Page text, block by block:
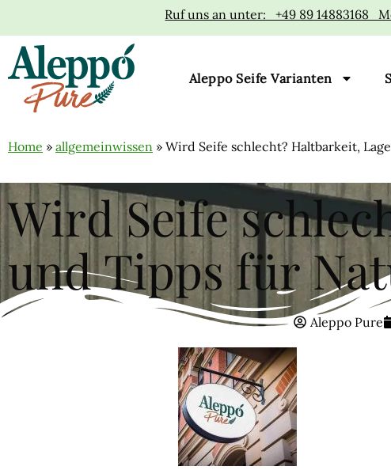
Ruf uns an unter: +49 89 14883168
Aleppo Seife Varianten
Home » allgemeinwissen » Wird Seife schlecht? Haltbarkeit,
Wird Seife
und Tipps für
Aleppo Pure